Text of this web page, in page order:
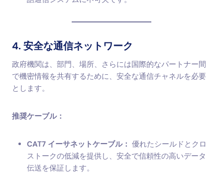
4. 安全な通信ネットワーク
政府機関は、部門、場所、さらには国際的なパートナー間
で機密情報を共有するために、安全な通信チャネルを必要
とします。
推奨ケーブル：
CAT7 イーサネットケーブル： 優れたシールドとクロ
ストークの低減を提供し、安全で信頼性の高いデータ
伝送を保証します。